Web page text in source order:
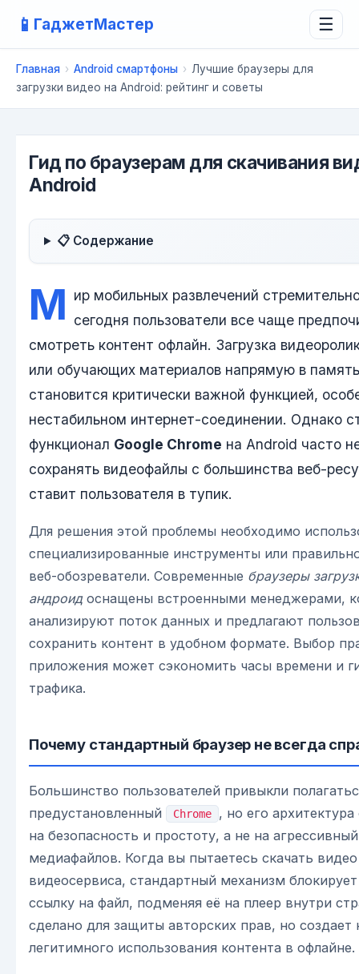
📱 ГаджетМастер ☰
Главная › Android смартфоны › Лучшие браузеры для
загрузки видео на Android: рейтинг и советы
Гид по браузерам для скачивания
Android
📋 Содержание
М ир мобильных развлечений
сегодня пользователи все чаще
смотреть контент офлайн. Загрузка
или обучающих материалов напрямую в
становится критически важной функцией,
нестабильном интернет-соединении. Однако
функционал Google Chrome на Android часто
сохранять видеофайлы с большинства веб-
ставит пользователя в тупик.
Для решения этой проблемы необходимо
специализированные инструменты или
веб-обозреватели. Современные браузеры
андроидоснащены встроенными менеджерами,
анализируют поток данных и предлагают
сохранить контент в удобном формате. Выбор
приложения может сэкономить часы времени и
трафика.
Почему стандартный браузер не всегда
Большинство пользователей привыкли
предустановленный
Chrome
, но его
на безопасность и простоту, а не на
медиафайлов. Когда вы пытаетесь скачать
видеосервиса, стандартный механизм
ссылку на файл, подменяя её на плеер внутри
сделано для защиты авторских прав, но создает
легитимного использования контента в офлайне.